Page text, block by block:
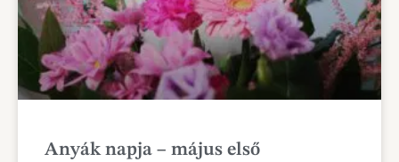
Anyák napja – május első